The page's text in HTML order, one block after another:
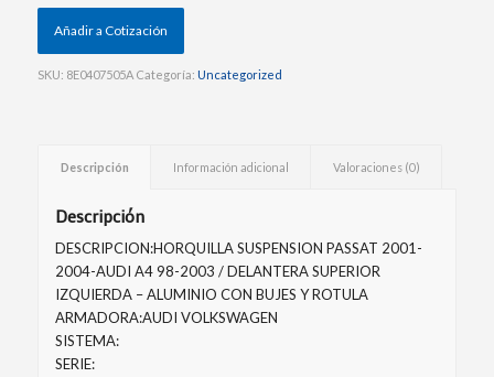
Añadir a Cotización
SKU: 8E0407505A Categoría: Uncategorized
Descripción Información adicional Valoraciones (0)
Descripción
DESCRIPCION:HORQUILLA SUSPENSION PASSAT 2001-
2004-AUDI A4 98-2003 / DELANTERA SUPERIOR
IZQUIERDA – ALUMINIO CON BUJES Y ROTULA
ARMADORA:AUDI VOLKSWAGEN
SISTEMA:
SERIE: